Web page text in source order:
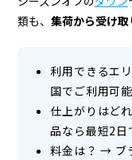
ン類も、 集荷から受け
利用できるエ
国でご利用可能
仕上がりはど
品なら最短2日
料金は？ → ブ